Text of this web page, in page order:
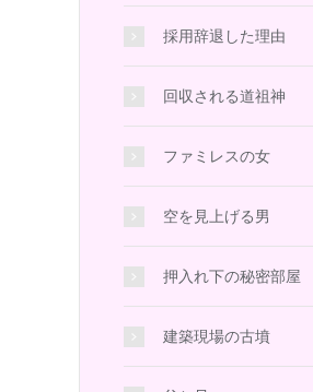
採用辞退した理由
回収される道祖神
ファミレスの女
空を見上げる男
押入れ下の秘密部屋
建築現場の古墳